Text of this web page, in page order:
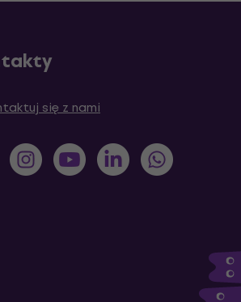
się z nami